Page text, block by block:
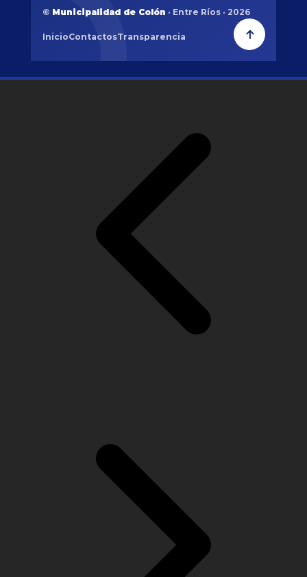
© Municipalidad de Colón · Entre Ríos · 2026
InicioContactosTransparencia